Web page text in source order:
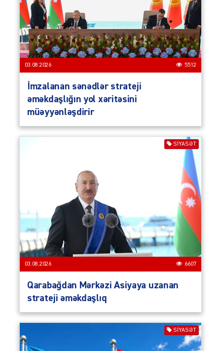
03.08.2026 5512
İmzalanan sənədlər strateji
əməkdaşlığın yol xəritəsini
müəyyənləşdirir
SIYASƏT
03.08.2026 6607
Qarabağdan Mərkəzi Asiyaya uzanan
strateji əməkdaşlıq
SIYASƏT